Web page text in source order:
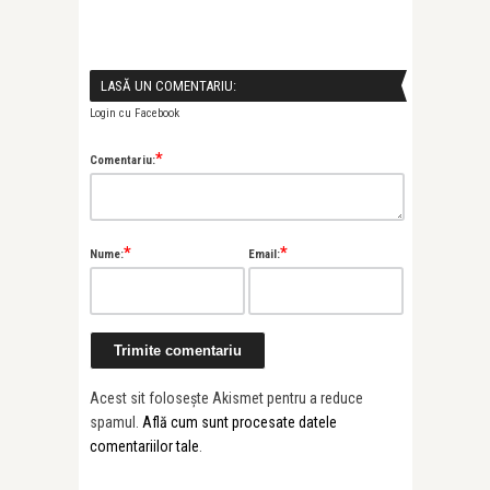
LASĂ UN COMENTARIU:
Login cu Facebook
Comentariu:*
Nume:* Email:*
Acest sit folosește Akismet pentru a reduce
spamul. Află cum sunt procesate datele
comentariilor tale